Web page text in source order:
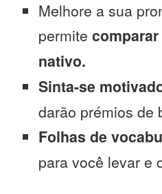
Melhore a sua
permite
nativo.
Sinta-se
darão prémios de
Folhas de
para você levar e